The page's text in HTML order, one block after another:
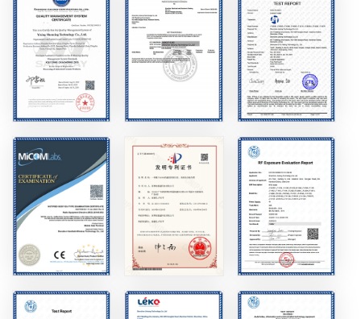
Nederland
عربي
日语
한국어
Türk
Ελληνικά
Melayu
Polski
แบบไทย